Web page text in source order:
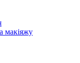
макіяжу